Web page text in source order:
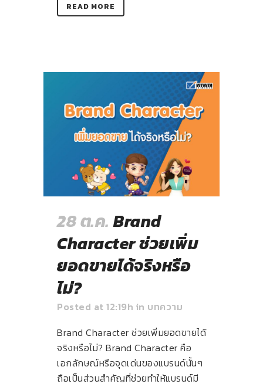
READ MORE
28 ต.ค. Brand
Character ช่วยเพิ่ม
ยอดขายได้จริงหรือ
ไม่?
Posted at 12:19h in บทความ
Brand Character ช่วยเพิ่มยอดขายได้
จริงหรือไม่? Brand Character คือ
เอกลักษณ์หรือจุดเด่นของแบรนด์นั้นๆ
ถือเป็นส่วนสำคัญที่ช่วยทำให้แบรนด์มี